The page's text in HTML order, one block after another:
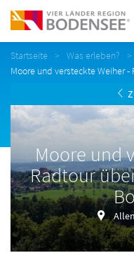
Startseite Was erleben?
Moore und versteckte Weiher
Moore und
Radtour